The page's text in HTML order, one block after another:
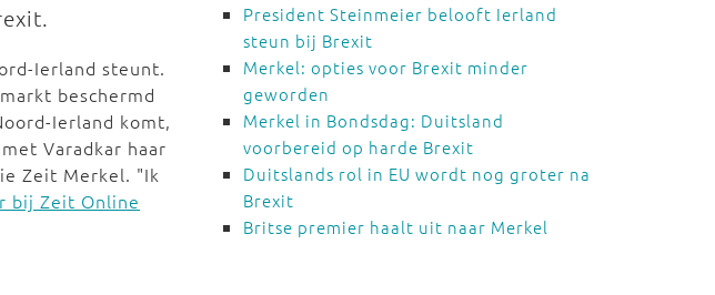
Ierland steunt.
beschermd
Ierland komt,
Varadkar haar
Zeit Merkel. "Ik
bij Zeit Online
President Steinmeier belooft Ierland
steun bij Brexit
Merkel: opties voor Brexit minder
geworden
Merkel in Bondsdag: Duitsland
voorbereid op harde Brexit
Duitslands rol in EU wordt nog groter na
Brexit
Britse premier haalt uit naar Merkel